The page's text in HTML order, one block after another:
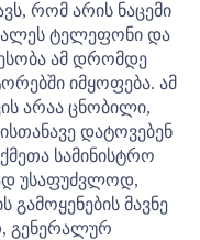
რომ არის ნაცემი
ტელეფონი და
ამ დრომდე
იმყოფება. ამ
არაა ცნობილი,
დატოვებენ
სამინისტრო
უსაფუძვლოდ,
გამოყენების მავნე
გენერალურ